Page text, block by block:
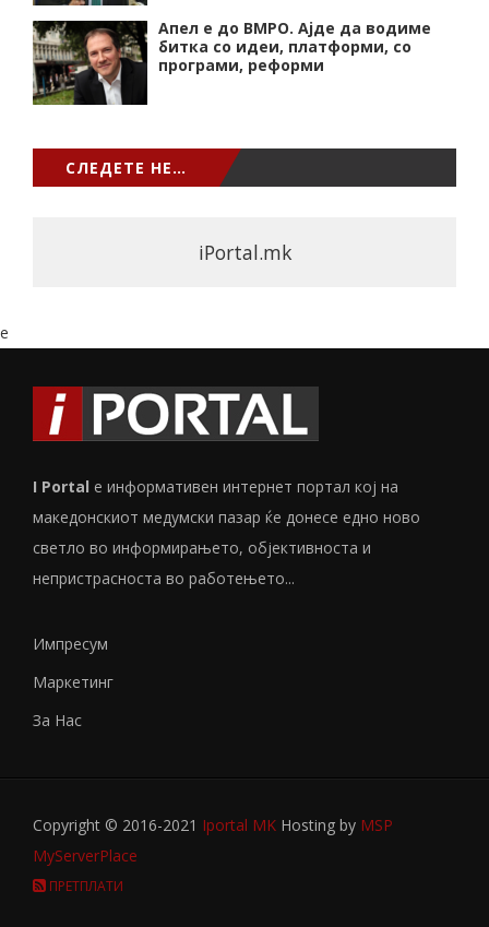
Апел е до ВМРО. Ајде да водиме
битка со идеи, платформи, со
програми, реформи
СЛЕДЕТЕ НЕ…
iPortal.mk
e
I Portal е информативен интернет портал кој на
македонскиот медумски пазар ќе донесе едно ново
светло во информирањето, објективноста и
непристрасноста во работењето...
Импресум
Маркетинг
За Нас
Copyright © 2016-2021 Iportal MK Hosting by MSP
MyServerPlace
ПРЕТПЛАТИ